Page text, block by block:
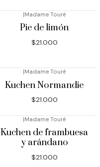
|Madame Touré
Pie de limón
$21.000
|Madame Touré
Kuchen Normandie
$21.000
|Madame Touré
Kuchen de frambuesa
y arándano
$21.000